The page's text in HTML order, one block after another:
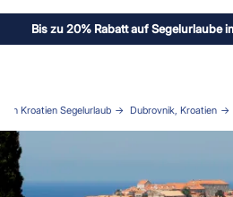
Bis zu 20% Rabatt auf Segelurlaube
in Kroatien Segelurlaub Dubrovnik, Kroatien